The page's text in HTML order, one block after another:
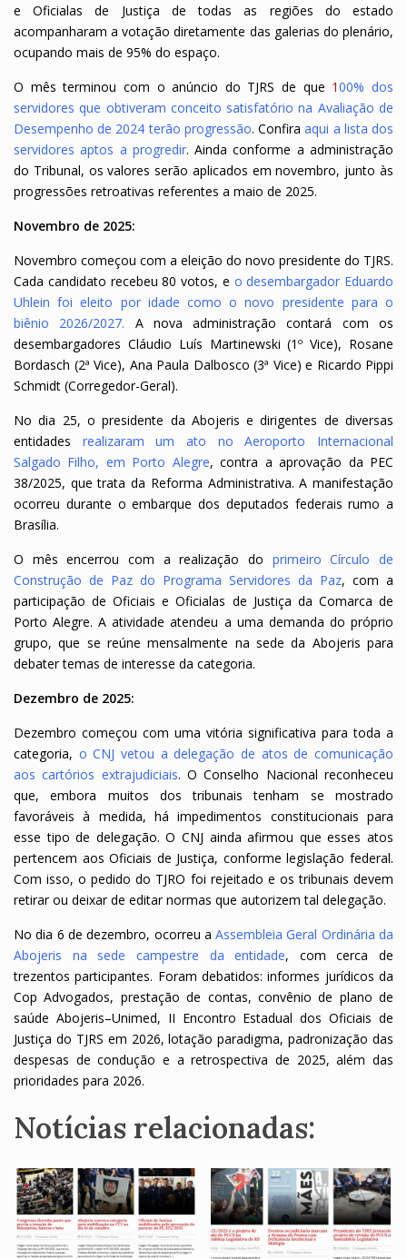
e Oficialas de Justiça de todas as regiões do estado
acompanharam a votação diretamente das galerias do plenário,
ocupando mais de 95% do espaço.
O mês terminou com o anúncio do TJRS de que 100% dos
servidores que obtiveram conceito satisfatório na Avaliação de
Desempenho de 2024 terão progressão. Confiraaqui a lista dos
servidores aptos a progredir. Ainda conforme a administração
do Tribunal, os valores serão aplicados em novembro, junto às
progressões retroativas referentes a maio de 2025.
Novembro de 2025:
Novembro começou com a eleição do novo presidente do TJRS.
Cada candidato recebeu 80 votos, e o desembargador Eduardo
Uhlein foi eleito por idade como o novo presidente para o
biênio 2026/2027. A nova administração contará com os
desembargadores Cláudio Luís Martinewski (1º Vice), Rosane
Bordasch (2ª Vice), Ana Paula Dalbosco (3ª Vice) e Ricardo Pippi
Schmidt (Corregedor-Geral).
No dia 25, o presidente da Abojeris e dirigentes de diversas
entidades realizaram um ato no Aeroporto Internacional
Salgado Filho, em Porto Alegre, contra a aprovação da PEC
38/2025, que trata da Reforma Administrativa. A manifestação
ocorreu durante o embarque dos deputados federais rumo a
Brasília.
O mês encerrou com a realização do primeiro Círculo de
Construção de Paz do Programa Servidores da Paz, com a
participação de Oficiais e Oficialas de Justiça da Comarca de
Porto Alegre. A atividade atendeu a uma demanda do próprio
grupo, que se reúne mensalmente na sede da Abojeris para
debater temas de interesse da categoria.
Dezembro de 2025:
Dezembro começou com uma vitória significativa para toda a
categoria, o CNJ vetou a delegação de atos de comunicação
aos cartórios extrajudiciais. O Conselho Nacional reconheceu
que, embora muitos dos tribunais tenham se mostrado
favoráveis à medida, há impedimentos constitucionais para
esse tipo de delegação. O CNJ ainda afirmou que esses atos
pertencem aos Oficiais de Justiça, conforme legislação federal.
Com isso, o pedido do TJRO foi rejeitado e os tribunais devem
retirar ou deixar de editar normas que autorizem tal delegação.
No dia 6 de dezembro, ocorreu aAssembleia Geral Ordinária da
Abojeris na sede campestre da entidade, com cerca de
trezentos participantes. Foram debatidos: informes jurídicos da
Cop Advogados, prestação de contas, convênio de plano de
saúde Abojeris–Unimed, II Encontro Estadual dos Oficiais de
Justiça do TJRS em 2026, lotação paradigma, padronização das
despesas de condução e a retrospectiva de 2025, além das
prioridades para 2026.
Notícias relacionadas: